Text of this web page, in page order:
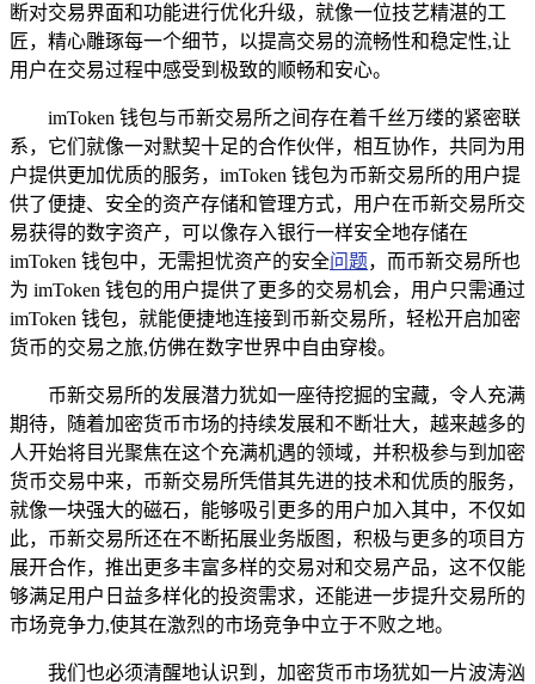
断对交易界面和功能进行优化升级，就像一位技艺精湛的工
匠，精心雕琢每一个细节，以提高交易的流畅性和稳定性,让
用户在交易过程中感受到极致的顺畅和安心。
imToken 钱包与币新交易所之间存在着千丝万缕的紧密联
系，它们就像一对默契十足的合作伙伴，相互协作，共同为用
户提供更加优质的服务，imToken 钱包为币新交易所的用户提
供了便捷、安全的资产存储和管理方式，用户在币新交易所交
易获得的数字资产，可以像存入银行一样安全地存储在
imToken 钱包中，无需担忧资产的安全问题，而币新交易所也
为 imToken 钱包的用户提供了更多的交易机会，用户只需通过
imToken 钱包，就能便捷地连接到币新交易所，轻松开启加密
货币的交易之旅,仿佛在数字世界中自由穿梭。
币新交易所的发展潜力犹如一座待挖掘的宝藏，令人充满
期待，随着加密货币市场的持续发展和不断壮大，越来越多的
人开始将目光聚焦在这个充满机遇的领域，并积极参与到加密
货币交易中来，币新交易所凭借其先进的技术和优质的服务，
就像一块强大的磁石，能够吸引更多的用户加入其中，不仅如
此，币新交易所还在不断拓展业务版图，积极与更多的项目方
展开合作，推出更多丰富多样的交易对和交易产品，这不仅能
够满足用户日益多样化的投资需求，还能进一步提升交易所的
市场竞争力,使其在激烈的市场竞争中立于不败之地。
我们也必须清醒地认识到，加密货币市场犹如一片波涛汹